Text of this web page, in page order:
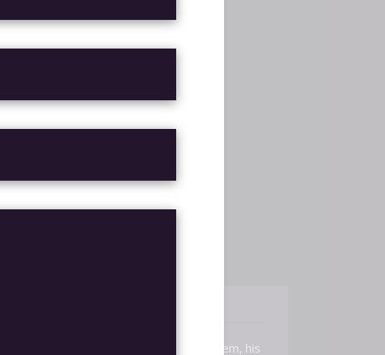
AL CARRITO
CS GO,ESEA,RANKS
no has nusquam atomorum mediocrem, his